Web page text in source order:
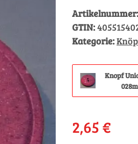
Artikelnummer:
GTIN:
Kategorie:
Knopf
2,65 €